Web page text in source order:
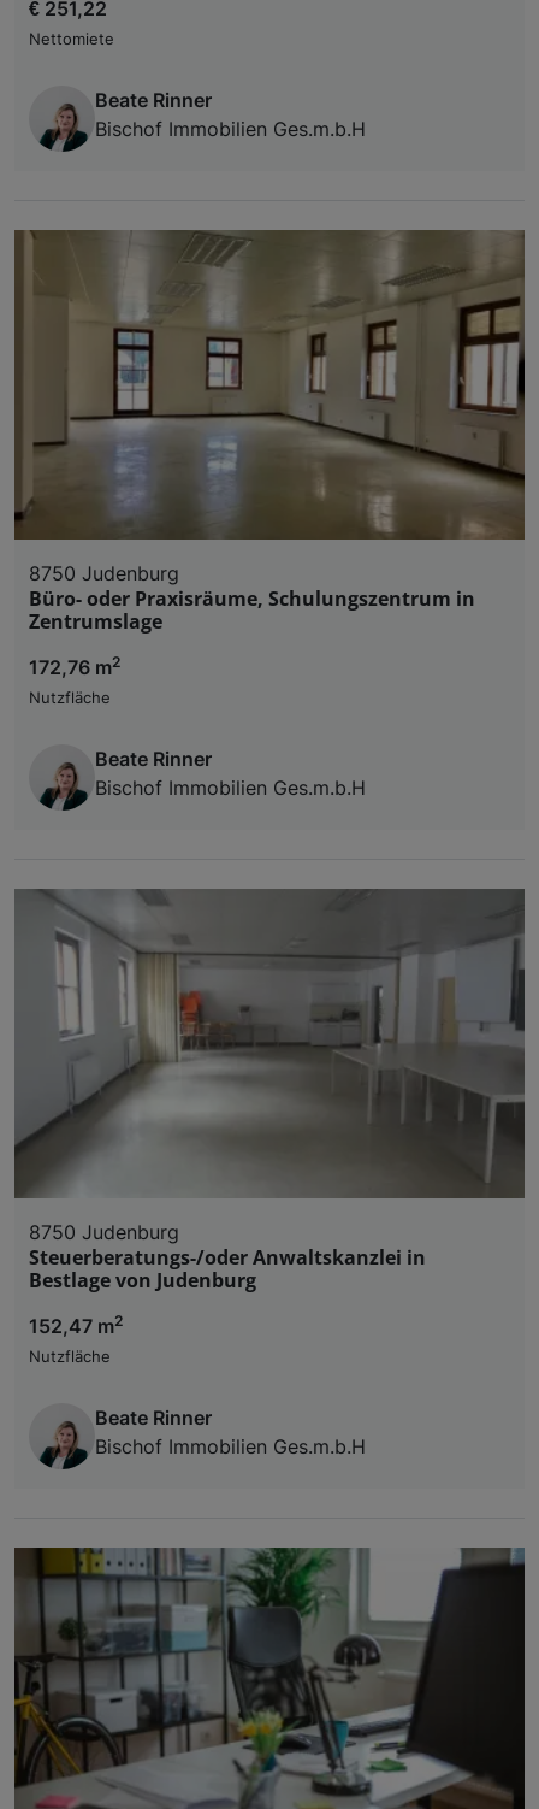
€ 251,22
Nettomiete
Beate Rinner
Bischof Immobilien Ges.m.b.H
8750 Judenburg
Büro- oder Praxisräume, Schulungszentrum in
Zentrumslage
172,76 m2
Nutzfläche
Beate Rinner
Bischof Immobilien Ges.m.b.H
8750 Judenburg
Steuerberatungs-/oder Anwaltskanzlei in
Bestlage von Judenburg
152,47 m2
Nutzfläche
Beate Rinner
Bischof Immobilien Ges.m.b.H